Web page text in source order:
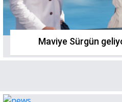
Maviye Sürgün